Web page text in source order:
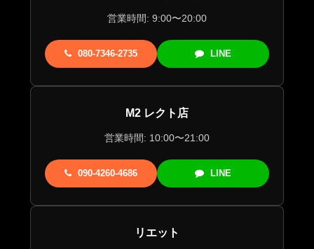
営業時間: 9:00〜20:00
080-7346-2735 LINE
M2 レクト店
営業時間: 10:00〜21:00
090-4260-4686 LINE
リエット